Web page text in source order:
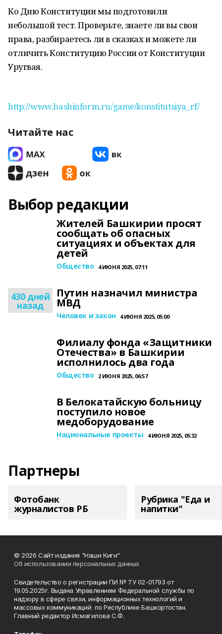
Ко Дню Конституции мы подготовили
небольшой тест. Проверьте, знаете ли вы свои
права, разбираетесь ли в сказках и можете ли
отличить Конституцию России от Конституции
Уругвая.
http://www.bashinform.ru/game/konstitutsiya_rf/
Читайте нас
Выбор редакции
Жителей Башкирии просят
сообщать об опасных
ситуациях и объектах для
детей
Общество 4 ИЮНЯ 2025, 07:11
430 дней
назад
Путин назначил министра
МВД
Человек и закон 4 ИЮНЯ 2025, 05:00
Филиалу фонда «Защитники
Отечества» в Башкирии
исполнилось два года
Общество 2 ИЮНЯ 2025, 06:57
В Белокатайскую больницу
поступило новое
медоборудование
Национальные проекты 4 ИЮНЯ 2025, 05:32
Партнеры
Фотобанк
журналистов РБ
Рубрика "Еда и
напитки"
© 2026 Сайт издания "Наши Киги"
Об использовании персональных данных
Свидетельство о регистрации ПИ № ТУ 02-01793 от
19.05.2025г. Выдана Управлением Федеральной службы по
надзору в сфере связи, информационных технологий и
массовых коммуникаций по Республике Башкортостан.
Главный редактор Исмагилова С.Ф.